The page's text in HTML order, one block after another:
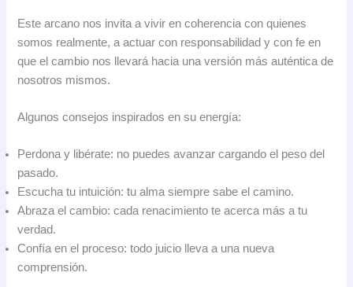
Este arcano nos invita a vivir en coherencia con quienes
somos realmente, a actuar con responsabilidad y con fe en
que el cambio nos llevará hacia una versión más auténtica de
nosotros mismos.
Algunos consejos inspirados en su energía:
Perdona y libérate: no puedes avanzar cargando el peso del
pasado.
Escucha tu intuición: tu alma siempre sabe el camino.
Abraza el cambio: cada renacimiento te acerca más a tu
verdad.
Confía en el proceso: todo juicio lleva a una nueva
comprensión.